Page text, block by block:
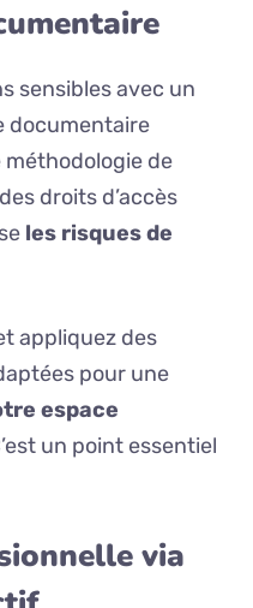
sensibles avec un
documentaire
méthodologie de
droits d’accès
les risques de
appliquez des
pour une
espace
un point essentiel
via